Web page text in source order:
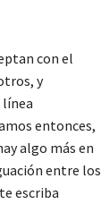
con el
y
entonces,
algo más en
entre los
escriba